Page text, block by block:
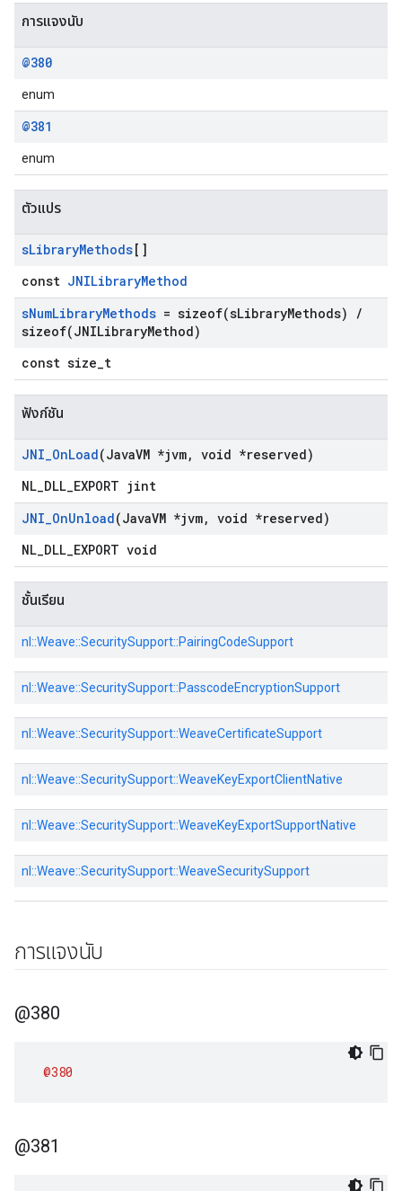
การแจงนับ
@380
enum
@381
enum
ตัวแปร
sLibraryMethods[]
const JNILibraryMethod
sNumLibraryMethods = sizeof(sLibraryMethods)
/
sizeof(JNILibraryMethod)
const size_t
ฟังก์ชัน
JNI_OnLoad(JavaVM *jvm, void *reserved)
NL_DLL_EXPORT jint
JNI_OnUnload(JavaVM *jvm, void *reserved)
NL_DLL_EXPORT void
ชั้นเรียน
nl::Weave::SecuritySupport::PairingCodeSupport
nl::Weave::SecuritySupport::PasscodeEncryptionSupport
nl::Weave::SecuritySupport::WeaveCertificateSupport
nl::Weave::SecuritySupport::WeaveKeyExportClientNative
nl::Weave::SecuritySupport::WeaveKeyExportSupportNative
nl::Weave::SecuritySupport::WeaveSecuritySupport
การแจงนับ
@380
@380
@381